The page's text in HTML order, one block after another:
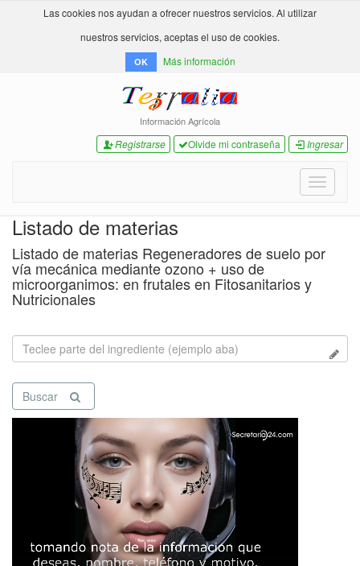
Las cookies nos ayudan a ofrecer nuestros servicios. Al utilizar
nuestros servicios, aceptas el uso de cookies.
OK Más información
Información Agrícola
Registrarse Olvide mi contraseña Ingresar
Toggle
Listado de materias
Listado de materias Regeneradores de suelo por
vía mecánica mediante ozono + uso de
microorganimos: en frutales en Fitosanitarios y
Nutricionales
Buscar